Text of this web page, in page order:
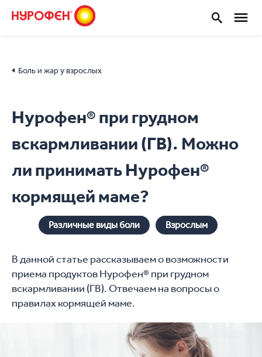
Боль и жар у взрослых
Нурофен® при грудном
вскармливании (ГВ). Можно
ли принимать Нурофен®
кормящей маме?
Различные виды боли Взрослым
В данной статье рассказываем о возможности
приема продуктов Нурофен® при грудном
вскармливании (ГВ). Отвечаем на вопросы о
правилах кормящей маме.